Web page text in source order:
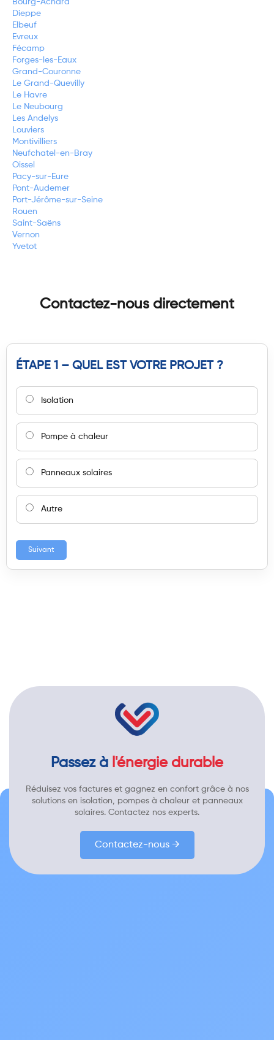
Dieppe
Elbeuf
Evreux
Fécamp
Forges-les-Eaux
Grand-Couronne
Le Grand-Quevilly
Le Havre
Le Neubourg
Les Andelys
Louviers
Montivilliers
Neufchatel-en-Bray
Oissel
Pacy-sur-Eure
Pont-Audemer
Port-Jérôme-sur-Seine
Rouen
Saint-Saëns
Vernon
Yvetot
Contactez-nous directement
ÉTAPE 1 – QUEL EST VOTRE PROJET ?
Isolation
Pompe à chaleur
Panneaux solaires
Autre
Suivant
Passez à l'énergie durable
Réduisez vos factures et gagnez en confort grâce à nos
solutions en isolation, pompes à chaleur et panneaux
solaires. Contactez nos experts.
Contactez-nous →